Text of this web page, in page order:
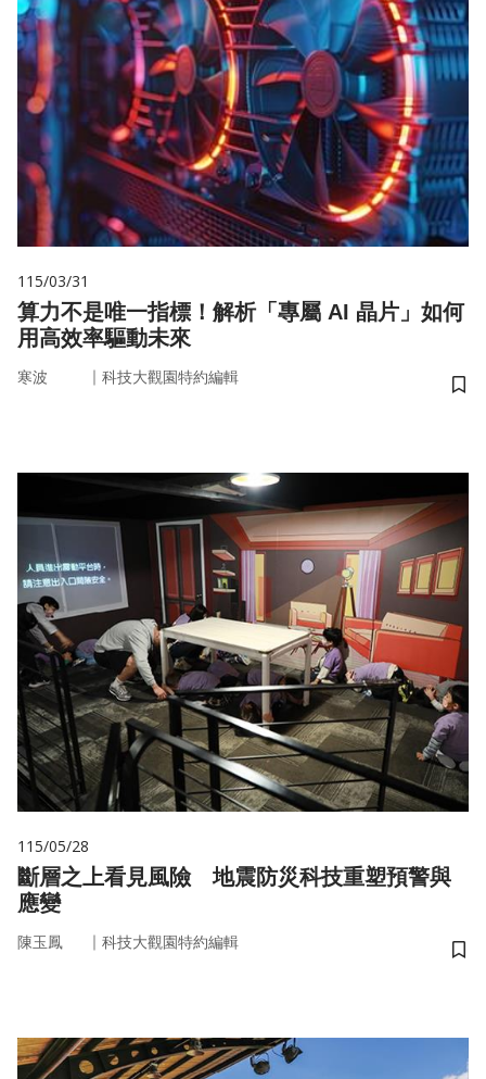
115/03/31
算力不是唯一指標！解析「專屬 AI 晶片」如何
用高效率驅動未來
寒波 ｜ 科技大觀園特約編輯
儲
115/05/28
斷層之上看見風險 地震防災科技重塑預警與
應變
陳玉鳳 ｜ 科技大觀園特約編輯
儲